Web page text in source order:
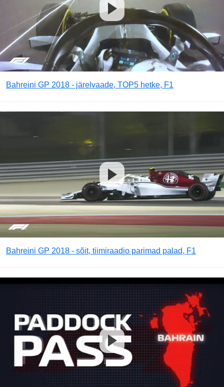
Bahreini GP 2018 - järelvaade, TOP5 hetke, F1
Bahreini GP 2018 - sõit, tiimiraadio parimad palad, F1